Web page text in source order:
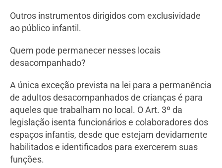
Outros instrumentos dirigidos com exclusividade
ao público infantil.
Quem pode permanecer nesses locais
desacompanhado?
A única exceção prevista na lei para a permanência
de adultos desacompanhados de crianças é para
aqueles que trabalham no local. O Art. 3º da
legislação isenta funcionários e colaboradores dos
espaços infantis, desde que estejam devidamente
habilitados e identificados para exercerem suas
funções.